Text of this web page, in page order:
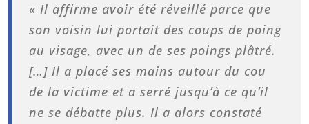
« Il affirme avoir été réveillé parce que
son voisin lui portait des coups de poing
au visage, avec un de ses poings plâtré.
[…] Il a placé ses mains autour du cou
de la victime et a serré jusqu’à ce qu’il
ne se débatte plus. Il a alors constaté